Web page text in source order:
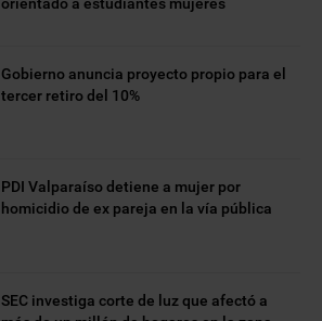
orientado a estudiantes mujeres
Gobierno anuncia proyecto propio para el
tercer retiro del 10%
PDI Valparaíso detiene a mujer por
homicidio de ex pareja en la vía pública
SEC investiga corte de luz que afectó a